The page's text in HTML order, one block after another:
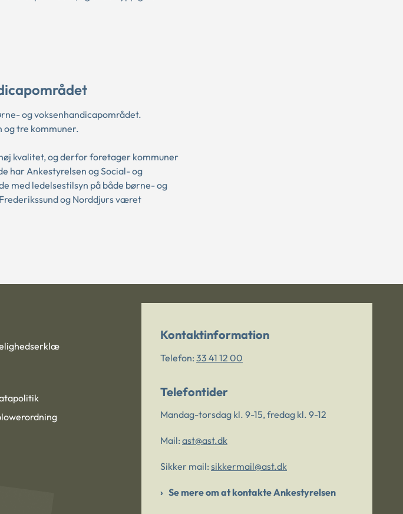
og voksenhandicapområdet.
og tre kommuner.
kvalitet, og derfor foretager kommuner
har Ankestyrelsen og Social- og
med ledelsestilsyn på både børne- og
og Norddjurs været
Kontaktinformation
Telefon: 33 41 12 00
Telefontider
Mandag-torsdag kl. 9-15, fredag kl. 9-12
Mail: ast@ast.dk
Sikker mail: sikkermail@ast.dk
Se mere om at kontakte Ankestyrelsen